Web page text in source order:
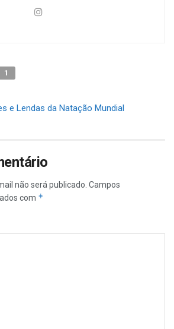
1
e Lendas da Natação Mundial
não será publicado. Campos
com *